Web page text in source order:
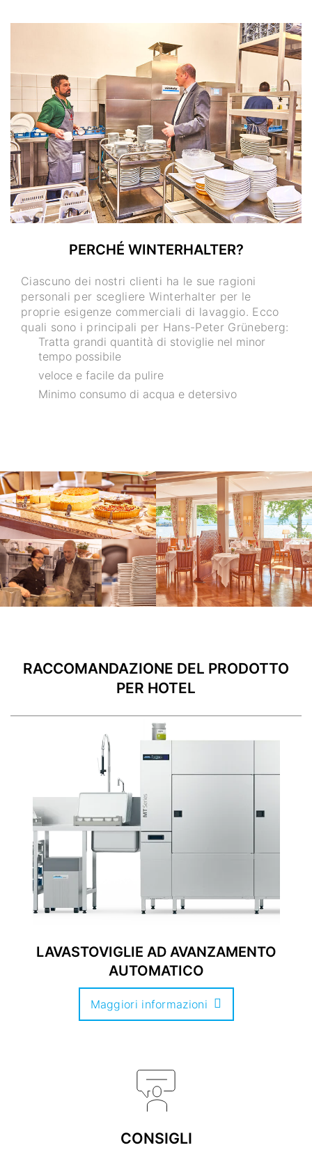
PERCHÉ WINTERHALTER?
Ciascuno dei nostri clienti ha le sue ragioni
personali per scegliere Winterhalter per le
proprie esigenze commerciali di lavaggio. Ecco
quali sono i principali per Hans-Peter Grüneberg:
Tratta grandi quantità di stoviglie nel minor
tempo possibile
veloce e facile da pulire
Minimo consumo di acqua e detersivo
RACCOMANDAZIONE DEL PRODOTTO
PER HOTEL
LAVASTOVIGLIE AD AVANZAMENTO
AUTOMATICO
Maggiori informazioni
CONSIGLI